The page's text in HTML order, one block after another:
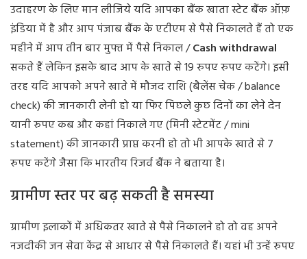
उदाहरण के लिए मान लीजिये यदि आपका बैंक खाता स्टेट बैंक ऑफ़
इंडिया में है और आप पंजाब बैंक के एटीएम से पैसे निकालते हैं तो एक
महीने में आप तीन बार मुफ्त में पैसे निकाल /Cash withdrawal
सकते हैं लेकिन इसके बाद आप के खाते से 19 रुपए रुपए कटेंगे। इसी
तरह यदि आपको अपने खाते में मौजद राशि (बैलेंस चेक / balance
check) की जानकारी लेनी हो या फिर पिछले कुछ दिनों का लेने देन
यानी रुपए कब और कहां निकाले गए (मिनी स्टेटमेंट / mini
statement) की जानकारी प्राप्त करनी हो तो भी आपके खाते से 7
रुपए कटेंगे जैसा कि भारतीय रिजर्व बैंक ने बताया है।
ग्रामीण स्तर पर बढ़ सकती है समस्या
ग्रामीण इलाकों में अधिकतर खाते से पैसे निकालने हो तो वह अपने
नजदीकी जन सेवा केंद्र से आधार से पैसे निकालते हैं। यहां भी उन्हें रुपए